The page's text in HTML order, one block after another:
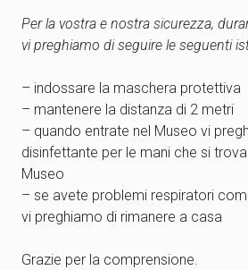
Per la vostra e nostra sicurezza,
vi preghiamo di seguire le seguenti
– indossare la maschera protettiva
– mantenere la distanza di 2 metri
– quando entrate nel Museo vi
disinfettante per le mani che si trova
Museo
– se avete problemi respiratori
vi preghiamo di rimanere a casa
Grazie per la comprensione.